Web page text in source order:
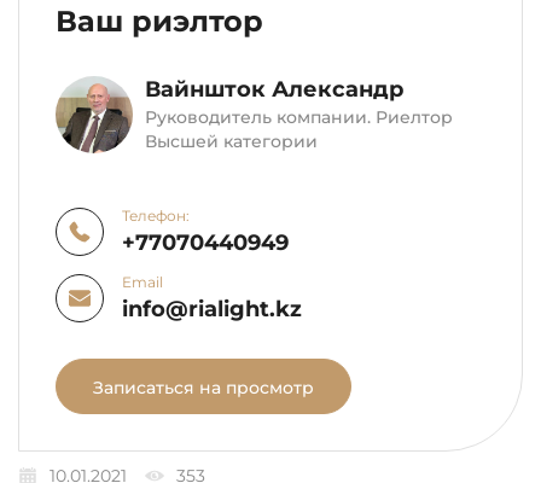
Ваш риэлтор
Вайншток Александр
Руководитель компании. Риелтор
Высшей категории
Телефон:
+77070440949
Email
info@rialight.kz
Записаться на просмотр
10.01.2021 353